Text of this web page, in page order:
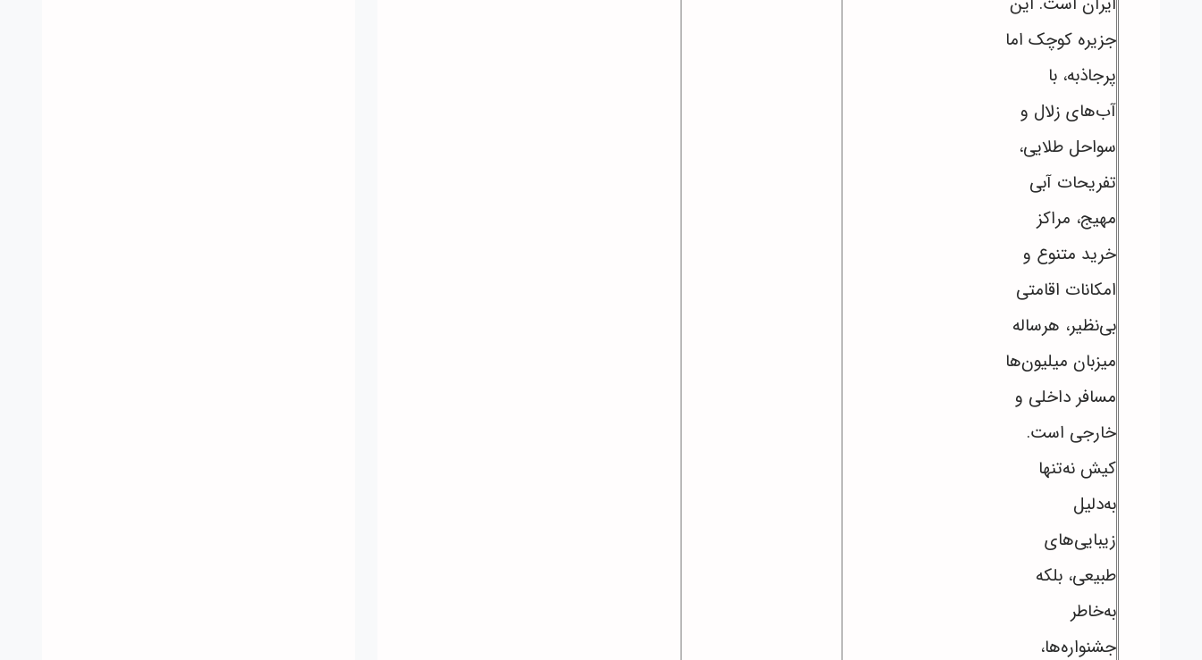
جزیره کوچک اما
پرجاذبه، با
آب‌های زلال و
سواحل طلایی،
تفریحات آبی
مهیج، مراکز
خرید متنوع و
امکانات اقامتی
بی‌نظیر، هرساله
میزبان میلیون‌ها
مسافر داخلی و
خارجی است.
کیش نه‌تنها
به‌دلیل
زیبایی‌های
طبیعی، بلکه
به‌خاطر
جشنواره‌ها،